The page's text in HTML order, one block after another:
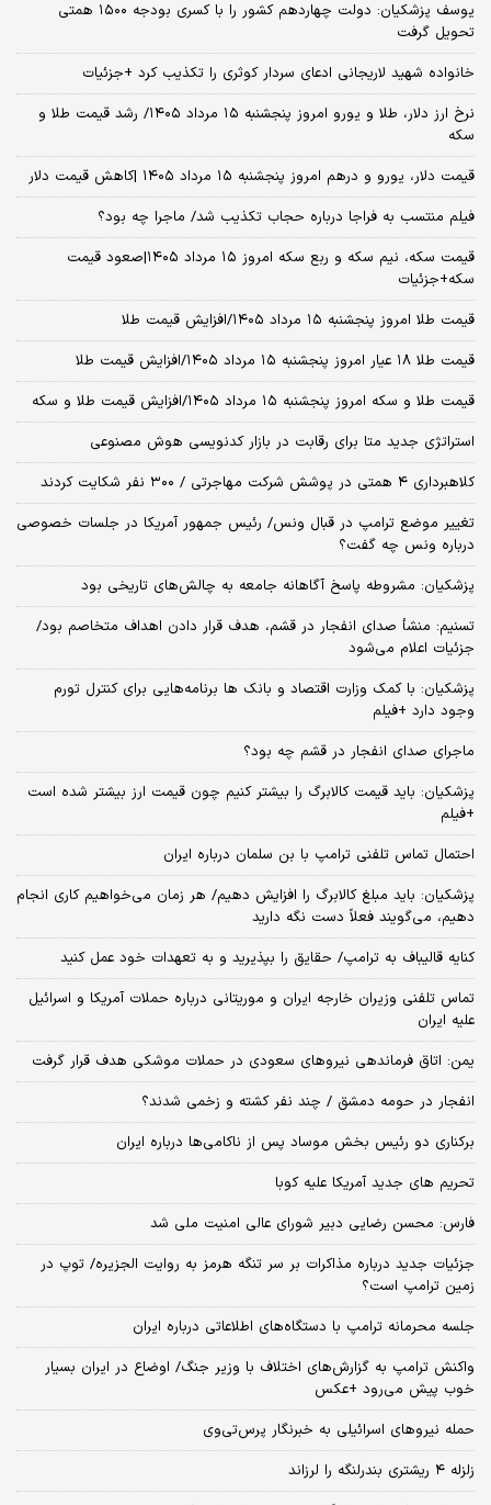
یوسف پزشکیان: دولت چهاردهم کشور را با کسری بودجه ۱۵۰۰ همتی
تحویل گرفت
خانواده شهید لاریجانی ادعای سردار کوثری را تکذیب کرد +جزئیات
نرخ ارز دلار، طلا و یورو امروز پنجشنبه ۱۵ مرداد ۱۴۰۵/ رشد قیمت طلا و
سکه
قیمت دلار، یورو و درهم امروز پنجشنبه ۱۵ مرداد ۱۴۰۵ |کاهش قیمت دلار
فیلم منتسب به فراجا درباره حجاب تکذیب شد/ ماجرا چه بود؟
قیمت سکه، نیم سکه و ربع سکه امروز ۱۵ مرداد ۱۴۰۵|صعود قیمت
سکه+جزئیات
قیمت طلا امروز پنجشنبه ۱۵ مرداد ۱۴۰۵/افزایش قیمت طلا
قیمت طلا ۱۸ عیار امروز پنجشنبه ۱۵ مرداد ۱۴۰۵/افزایش قیمت طلا
قیمت طلا و سکه امروز پنجشنبه ۱۵ مرداد ۱۴۰۵/افزایش قیمت طلا و سکه
استراتژی جدید متا برای رقابت در بازار کدنویسی هوش مصنوعی
کلاهبرداری ۴ همتی در پوشش شرکت مهاجرتی / ۳۰۰ نفر شکایت کردند
تغییر موضع ترامپ در قبال ونس/ رئیس جمهور آمریکا در جلسات خصوصی
درباره ونس چه گفت؟
پزشکیان: مشروطه پاسخ آگاهانه جامعه به چالش‌های تاریخی بود
تسنیم: منشأ صدای انفجار در قشم، هدف قرار دادن اهداف متخاصم بود/
جزئیات اعلام می‌شود
پزشکیان: با کمک وزارت اقتصاد و بانک ها برنامه‌هایی برای کنترل تورم
وجود دارد +فیلم
ماجرای صدای انفجار در قشم چه بود؟
پزشکیان: باید قیمت کالابرگ را بیشتر کنیم چون قیمت ارز بیشتر شده است
+فیلم
احتمال تماس تلفنی ترامپ با بن سلمان درباره ایران
پزشکیان: باید مبلغ کالابرگ را افزایش دهیم/ هر زمان می‌خواهیم کاری انجام
دهیم، می‌گویند فعلاً دست نگه دارید
کنایه قالیباف به ترامپ/ حقایق را بپذیرید و به تعهدات خود عمل کنید
تماس تلفنی وزیران خارجه ایران و موریتانی درباره حملات آمریکا و اسرائیل
علیه ایران
یمن: اتاق فرماندهی نیروهای سعودی در حملات موشکی هدف قرار گرفت
انفجار در حومه دمشق / چند نفر کشته و زخمی شدند؟
برکناری دو رئیس بخش موساد پس از ناکامی‌ها درباره ایران
تحریم های جدید آمریکا علیه کوبا
فارس: محسن رضایی دبیر شورای عالی امنیت ملی شد
جزئیات جدید درباره مذاکرات بر سر تنگه هرمز به روایت الجزیره/ توپ در
زمین ترامپ است؟
جلسه محرمانه ترامپ با دستگاه‌های اطلاعاتی درباره ایران
واکنش ترامپ به گزارش‌های اختلاف با وزیر جنگ/ اوضاع در ایران بسیار
خوب پیش می‌رود +عکس
حمله نیروهای اسرائیلی به خبرنگار پرس‌تی‌وی
زلزله ۴ ریشتری بندرلنگه را لرزاند